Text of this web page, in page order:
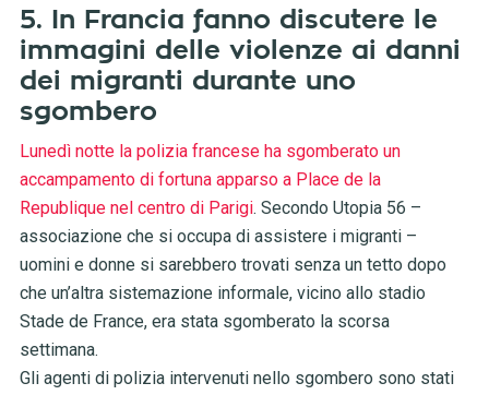
5. In Francia fanno discutere le
immagini delle violenze ai danni
dei migranti durante uno
sgombero
Lunedì notte la polizia francese ha sgomberato un
accampamento di fortuna apparso a Place de la
Republique nel centro di Parigi. Secondo Utopia 56 –
associazione che si occupa di assistere i migranti –
uomini e donne si sarebbero trovati senza un tetto dopo
che un’altra sistemazione informale, vicino allo stadio
Stade de France, era stata sgomberato la scorsa
settimana.
Gli agenti di polizia intervenuti nello sgombero sono stati